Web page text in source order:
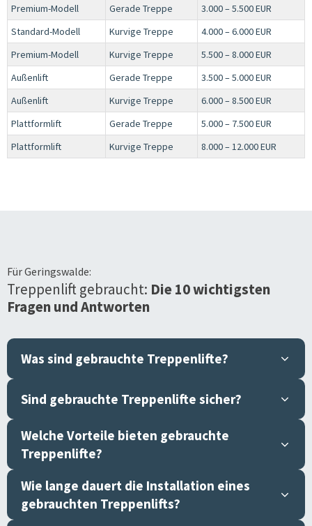
Premium-Modell
Gerade Treppe
3.000 – 5.500 EUR
Standard-Modell
Kurvige Treppe
4.000 – 6.000 EUR
Premium-Modell
Kurvige Treppe
5.500 – 8.000 EUR
Außenlift
Gerade Treppe
3.500 – 5.000 EUR
Außenlift
Kurvige Treppe
6.000 – 8.500 EUR
Plattformlift
Gerade Treppe
5.000 – 7.500 EUR
Plattformlift
Kurvige Treppe 8.000 – 12.000 EUR
FürGeringswalde:
Treppenlift gebraucht: Die 10 wichtigsten
Fragen und Antworten
Was sind gebrauchte Treppenlifte?
Sind gebrauchte Treppenlifte sicher?
Welche Vorteile bieten gebrauchte
Treppenlifte?
Wie lange dauert die Installation eines
gebrauchten Treppenlifts?